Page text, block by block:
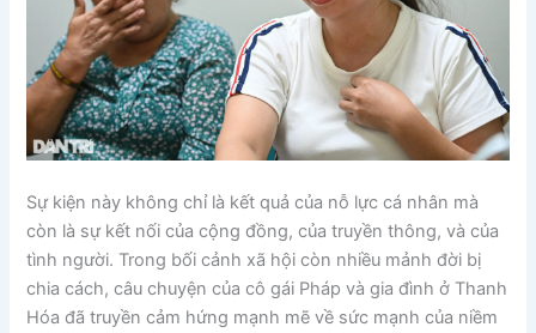
Sự kiện này không chỉ là kết quả của nỗ lực cá nhân mà
còn là sự kết nối của cộng đồng, của truyền thông, và của
tình người. Trong bối cảnh xã hội còn nhiều mảnh đời bị
chia cách, câu chuyện của cô gái Pháp và gia đình ở Thanh
Hóa đã truyền cảm hứng mạnh mẽ về sức mạnh của niềm